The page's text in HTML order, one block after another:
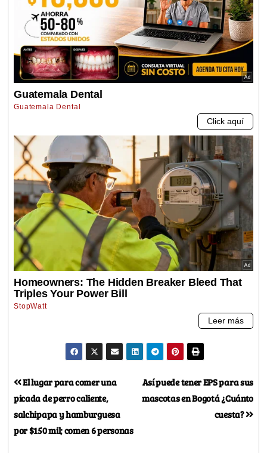
Así puede tener EPS para sus
mascotas en Bogotá ¿Cuánto
cuesta?
El lugar para comer una
picada de perro caliente,
salchipapa y hamburguesa
por $150 mil; comen 6 personas